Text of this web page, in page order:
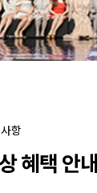
항
혜택 안내